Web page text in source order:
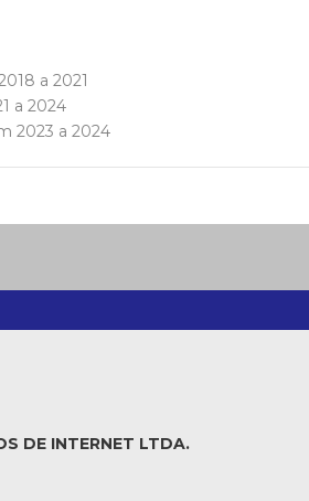
a 2021
a 2024
2023 a 2024
DE INTERNET LTDA.